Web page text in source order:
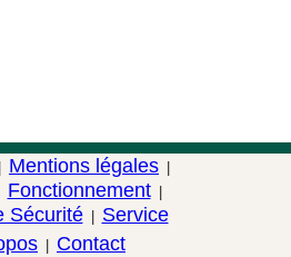
Mentions légales
Fonctionnement
Sécurité
Service
Contact